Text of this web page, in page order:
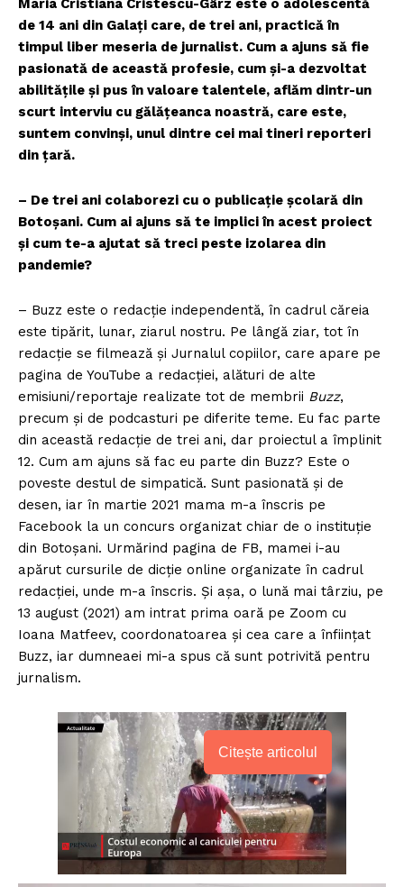
Maria Cristiana Cristescu-Gârz este o adolescentă
de 14 ani din Galaţi care, de trei ani, practică în
timpul liber meseria de jurnalist. Cum a ajuns să fie
pasionată de această profesie, cum și-a dezvoltat
abilităţile şi pus în valoare talentele, aflăm dintr-un
scurt interviu cu gălăţeanca noastră, care este,
suntem convinşi, unul dintre cei mai tineri reporteri
din ţară.
– De trei ani colaborezi cu o publicație școlară din
Botoșani. Cum ai ajuns să te implici în acest proiect
și cum te-a ajutat să treci peste izolarea din
pandemie?
– Buzz este o redacție independentă, în cadrul căreia
este tipărit, lunar, ziarul nostru. Pe lângă ziar, tot în
redacție se filmează și Jurnalul copiilor, care apare pe
pagina de YouTube a redacției, alături de alte
emisiuni/reportaje realizate tot de membrii Buzz,
precum şi de podcasturi pe diferite teme. Eu fac parte
din această redacție de trei ani, dar proiectul a împlinit
12. Cum am ajuns să fac eu parte din Buzz? Este o
poveste destul de simpatică. Sunt pasionată și de
desen, iar în martie 2021 mama m-a înscris pe
Facebook la un concurs organizat chiar de o instituție
din Botoșani. Urmărind pagina de FB, mamei i-au
apărut cursurile de dicție online organizate în cadrul
redacţiei, unde m-a înscris. Și așa, o lună mai târziu, pe
13 august (2021) am intrat prima oară pe Zoom cu
Ioana Matfeev, coordonatoarea și cea care a înființat
Buzz, iar dumneaei mi-a spus că sunt potrivită pentru
jurnalism.
Citește articolul